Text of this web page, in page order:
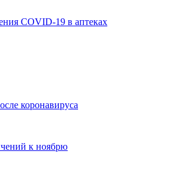
COVID-19 в аптеках
коронавируса
к ноябрю